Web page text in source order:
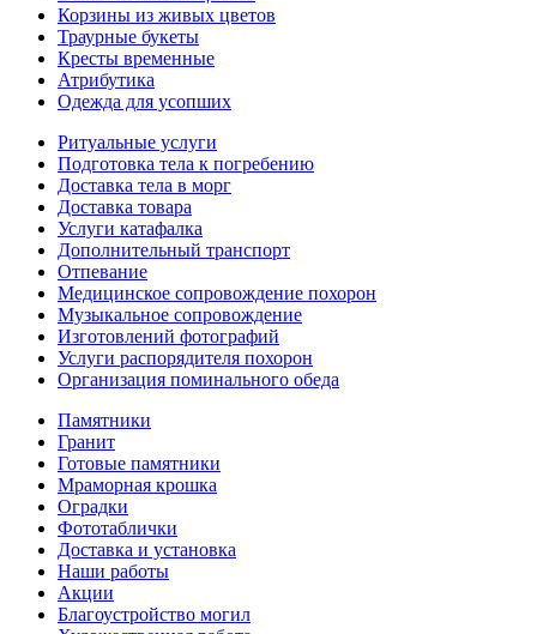
Корзины из живых цветов
Траурные букеты
Кресты временные
Атрибутика
Одежда для усопших
Ритуальные услуги
Подготовка тела к погребению
Доставка тела в морг
Доставка товара
Услуги катафалка
Дополнительный транспорт
Отпевание
Медицинское сопровождение похорон
Музыкальное сопровождение
Изготовлений фотографий
Услуги распорядителя похорон
Организация поминального обеда
Памятники
Гранит
Готовые памятники
Мраморная крошка
Оградки
Фототаблички
Доставка и установка
Наши работы
Акции
Благоустройство могил